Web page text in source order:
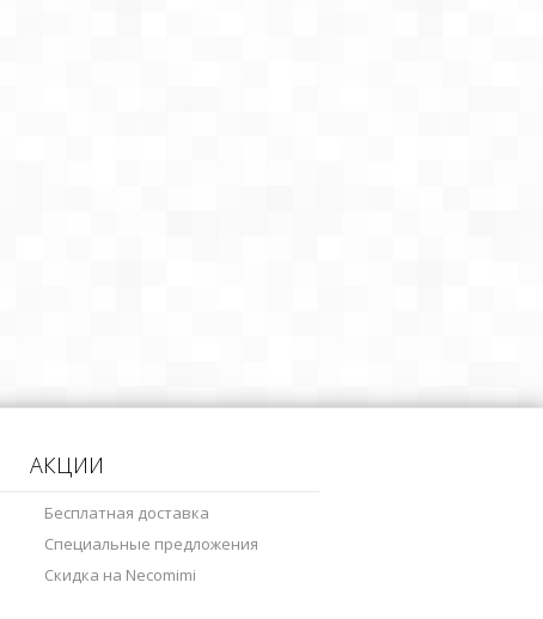
АКЦИИ
Бесплатная доставка
Специальные предложения
Скидка на Necomimi